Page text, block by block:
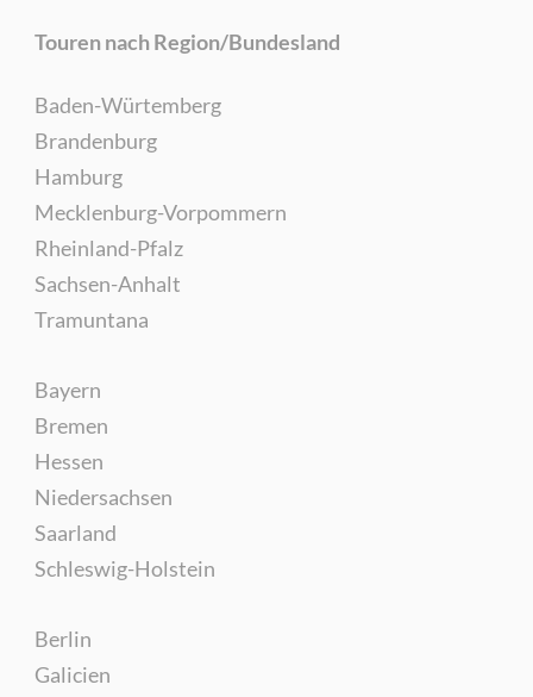
Touren nach Region/Bundesland
Baden-Würtemberg
Brandenburg
Hamburg
Mecklenburg-Vorpommern
Rheinland-Pfalz
Sachsen-Anhalt
Tramuntana
Bayern
Bremen
Hessen
Niedersachsen
Saarland
Schleswig-Holstein
Berlin
Galicien